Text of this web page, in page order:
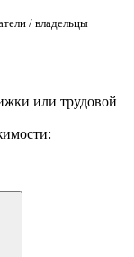
/ владельцы
или трудовой